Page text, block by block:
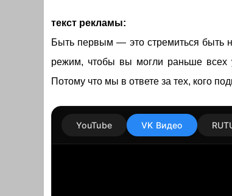
текст рекламы:
Быть первым — это стремиться быть
режим, чтобы вы могли раньше всех
Потому что мы в ответе за тех, кого
YouTube VK Видео